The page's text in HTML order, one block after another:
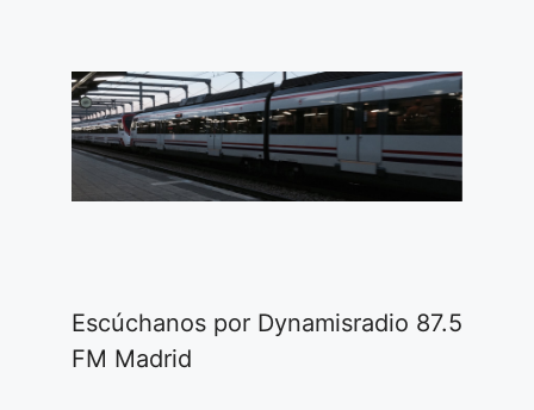
Escúchanos por Dynamisradio 87.5
FM Madrid